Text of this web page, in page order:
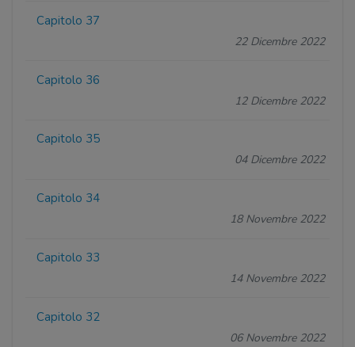
Capitolo 37
22 Dicembre 2022
Capitolo 36
12 Dicembre 2022
Capitolo 35
04 Dicembre 2022
Capitolo 34
18 Novembre 2022
Capitolo 33
14 Novembre 2022
Capitolo 32
06 Novembre 2022